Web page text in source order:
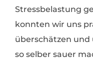
Stressbelastung
konnten wir uns
überschätzen und
so selber sauer